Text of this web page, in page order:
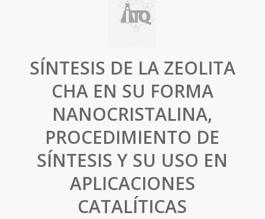
SÍNTESIS DE LA ZEOLITA
CHA EN SU FORMA
NANOCRISTALINA,
PROCEDIMIENTO DE
SÍNTESIS Y SU USO EN
APLICACIONES
CATALÍTICAS